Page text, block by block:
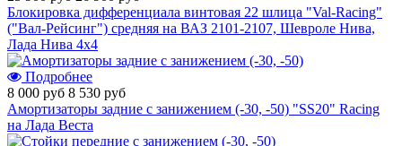
Блокировка дифференциала винтовая 22 шлица "Val-Racing"
("Вал-Рейсинг") средняя на ВАЗ 2101-2107, Шевроле Нива,
Лада Нива 4х4
Подробнее
8 000 руб 8 530 руб
Амортизаторы задние с занижением (-30, -50) "SS20" Racing
на Лада Веста